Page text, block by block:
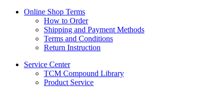
Online Shop Terms
How to Order
Shipping and Payment Methods
Terms and Conditions
Return Instruction
Service Center
TCM Compound Library
Product Service